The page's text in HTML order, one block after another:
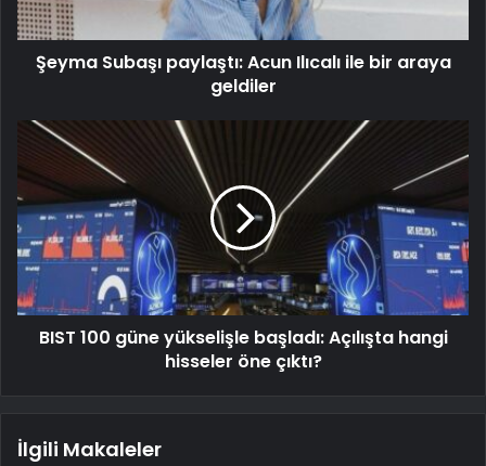
Şeyma Subaşı paylaştı: Acun Ilıcalı ile bir araya
geldiler
BIST 100 güne yükselişle başladı: Açılışta hangi
hisseler öne çıktı?
İlgili Makaleler